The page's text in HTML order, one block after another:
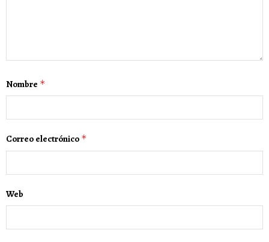
Nombre *
Correo electrónico *
Web